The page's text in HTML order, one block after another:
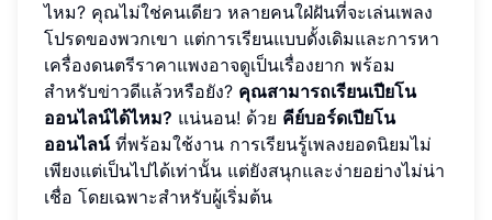
ไหม? คุณไม่ใช่คนเดียว หลายคนใฝ่ฝันที่จะเล่นเพลง
โปรดของพวกเขา แต่การเรียนแบบดั้งเดิมและการหา
เครื่องดนตรีราคาแพงอาจดูเป็นเรื่องยาก พร้อม
สำหรับข่าวดีแล้วหรือยัง? คุณสามารถเรียนเปียโน
ออนไลน์ได้ไหม? แน่นอน! ด้วย คีย์บอร์ดเปียโน
ออนไลน์ที่พร้อมใช้งาน การเรียนรู้เพลงยอดนิยมไม่
เพียงแต่เป็นไปได้เท่านั้น แต่ยังสนุกและง่ายอย่างไม่น่า
เชื่อ โดยเฉพาะสำหรับผู้เริ่มต้น